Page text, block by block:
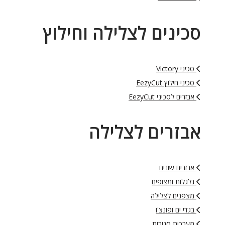
סכינים לצלילה וחילוץ
סכיני Victory
סכיני חילוץ EezyCut
אבזרים לסכיני EezyCut
אבזרים לצלילה
אבזרים שונים
גלגלות ומצופים
מצפנים לצלילה
בגדי ים ופונצ'ו